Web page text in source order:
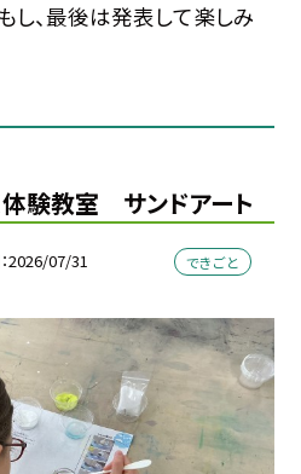
、最後は発表して楽しみ
験教室 サンドアート
2026/07/31 できごと